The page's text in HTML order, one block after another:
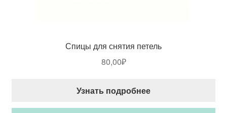
Спицы для снятия петель
80,00₽
Узнать подробнее